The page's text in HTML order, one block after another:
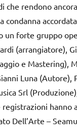
che rendono
condanna
un forte gruppo
(arrangiatore),
e Mastering),
Luna (Autore),
Srl
registrazioni hanno
Dell’Arte –